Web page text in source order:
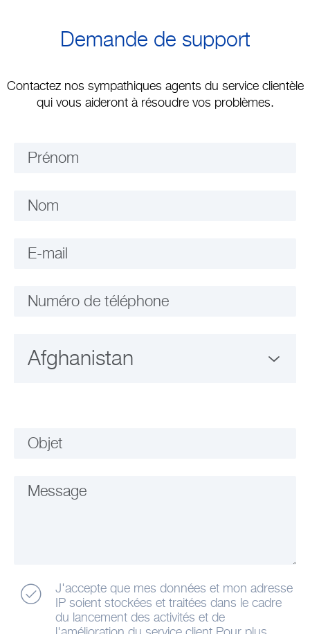
Demande de support
Contactez nos sympathiques agents du service clientèle
qui vous aideront à résoudre vos problèmes.
Prénom
Nom
E-mail
Numéro de téléphone
Objet
Message
J'accepte que mes données et mon adresse
IP soient stockées et traitées dans le cadre
du lancement des activités et de